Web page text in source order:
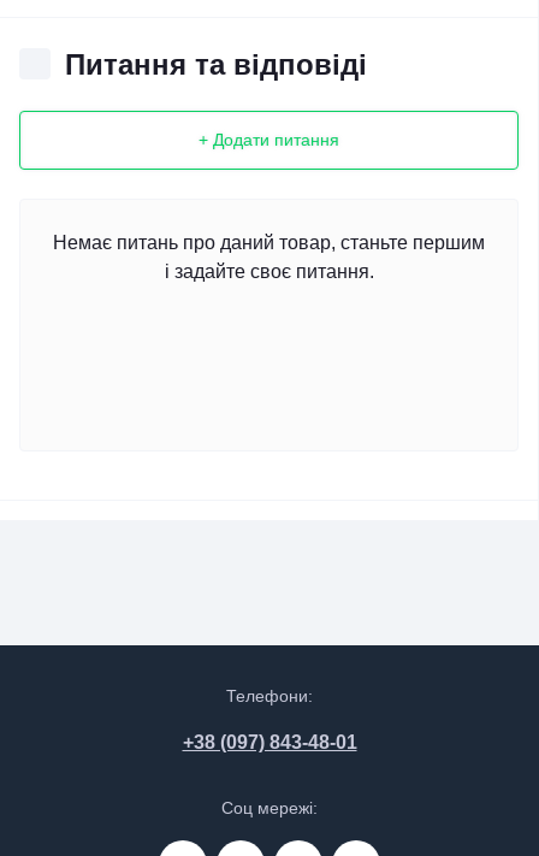
Питання та відповіді
+ Додати питання
Немає питань про даний товар, станьте першим
і задайте своє питання.
Телефони:
+38 (097) 843-48-01
Соц мережі: